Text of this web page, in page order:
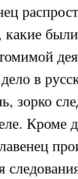
в
зорко
Кроме